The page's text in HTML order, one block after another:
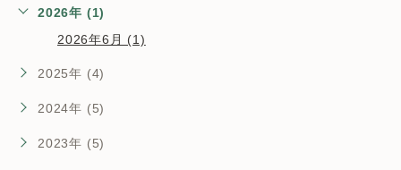
2026年 (1)
2026年6月 (1)
2025年 (4)
2024年 (5)
2023年 (5)